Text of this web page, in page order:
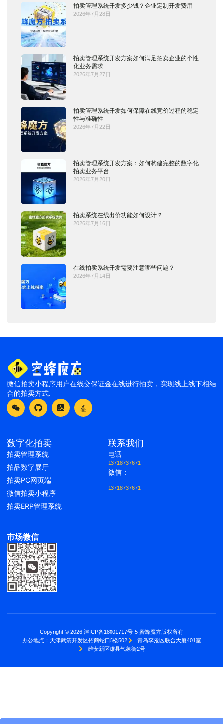
拍卖管理系统开发多少钱？企业定制开发费用
2026年7月28日
拍卖管理系统开发方案如何满足拍卖企业的个性
化业务需求
2026年7月27日
拍卖管理系统开发如何保障在线竞价过程的稳定
性与准确性
2026年7月22日
拍卖管理系统开发方案：如何构建完整的数字化
拍卖业务平台
2026年7月20日
拍卖系统在线出价功能如何设计？
2026年7月16日
在线拍卖系统开发需要注意哪些问题？
2026年7月14日
微信拍卖小程序用户在线交保证金在线进行拍卖，实现线上线下相结
合的拍卖方式.
数字化拍卖
拍卖管理系统
拍品数字展厅
拍卖PC网页端
微信拍卖小程序
拍卖ERP管理系统
联系我们
电话
13718737671
微信：
13718737671
市场微信
Copyright © 2026 津ICP备18001717号-5 蜜蜂魔方版权所有
办公地点： 天津武清开发区招商蛇口5楼502
青岛李沧区联合大厦401室
雄安新区雄县气象街2号